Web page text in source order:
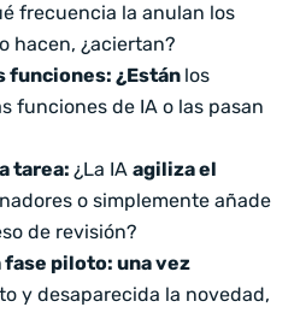
frecuencia la anulan los
hacen, ¿aciertan?
funciones: ¿Están los
funciones de IA o las pasan
tarea:¿La IAagiliza el
o simplemente añade
de revisión?
piloto: una vez
y desaparecida la novedad,